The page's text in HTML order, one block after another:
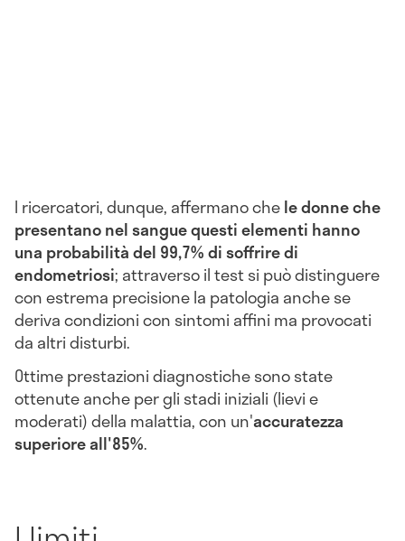
I ricercatori, dunque, affermano chele donne che
presentano nel sangue questi elementi hanno
una probabilità del 99,7% di soffrire di
endometriosi; attraverso il test si può distinguere
con estrema precisione la patologia anche se
deriva condizioni con sintomi affini ma provocati
da altri disturbi.
Ottime prestazioni diagnostiche sono state
ottenute anche per gli stadi iniziali (lievi e
moderati) della malattia, con un'accuratezza
superiore all'85%.